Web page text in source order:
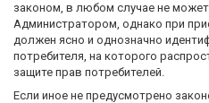
законом, в любом случае не
Администратором, однако при
должен ясно и однозначно
потребителя, на которого
защите прав потребителей.
Если иное не предусмотрено